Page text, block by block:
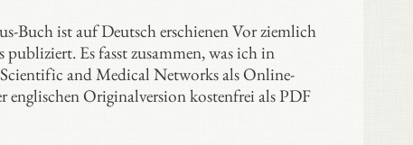
Buch ist auf Deutsch erschienen Vor ziemlich
publiziert. Es fasst zusammen, was ich in
and Medical Networks als Online-
englischen Originalversion kostenfrei als PDF